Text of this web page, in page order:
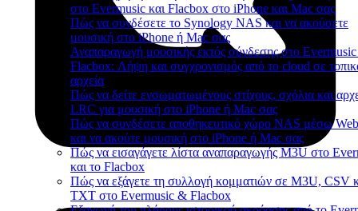
στο Evermusic και Flacbox στο iPhone και Mac σας
Πώς να συνδέσετε το Synology NAS και να ακούσετε
μουσική στο iPhone ή Mac σας
Αναπαραγωγή μουσικής εκτός σύνδεσης στο
Flacbox: Λήψη και συγχρονισμός από το cloud σε
αρχεία
Πώς να δείτε ενσωματωμένους στίχους, σχόλια και
LRC για μουσική στο iPhone ή Mac σας
Πώς να συνδέσετε αποθηκευτικό χώρο NAS μέσω
και να ακούτε μουσική στο iPhone ή Mac σας
Πώς να εισαγάγετε λίστα αναπαραγωγής M3U στο
και το Flacbox
Πώς να εξάγετε τη συλλογή κομματιών σε M3U, CSV
TXT στο Evermusic & Flacbox